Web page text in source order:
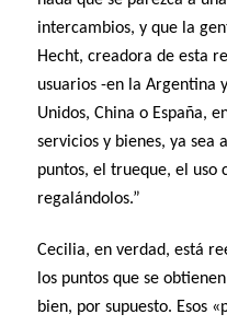
intercambios, y que la
Hecht, creadora de esta
usuarios -en la Argentina
Unidos, China o España,
servicios y bienes, ya sea
puntos, el trueque, el uso
regalándolos.”
Cecilia, en verdad, está
los puntos que se
bien, por supuesto. Esos